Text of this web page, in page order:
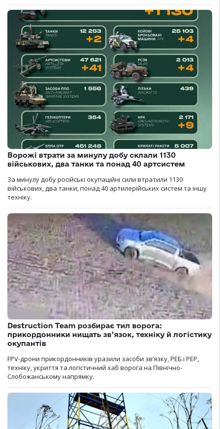
Ворожі втрати за минулу добу склали 1130
військових, два танки та понад 40 артсистем
За минулу добу російські окупаційні сили втратили 1130
військових, два танки, понад 40 артилерійських систем та іншу
техніку.
Destruction Team розбирає тил ворога:
прикордонники нищать зв’язок, техніку й логістику
окупантів
FPV-дрони прикордонників уразили засоби зв’язку, РЕБ і РЕР,
техніку, укриття та логістичний хаб ворога на Північно-
Слобожанському напрямку.